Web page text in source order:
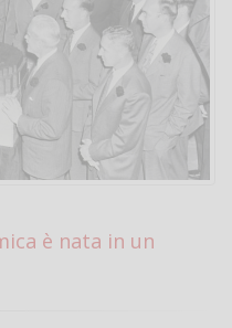
è nata in un